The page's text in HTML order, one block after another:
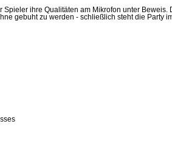
Spieler ihre Qualitäten am Mikrofon unter Beweis.
gebuht zu werden - schließlich steht die Party